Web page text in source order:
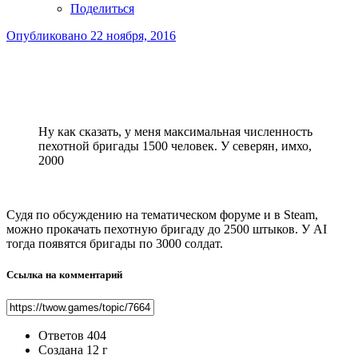
Поделиться
Опубликовано 22 ноября, 2016
Ну как сказать, у меня максимальная численность
пехотной бригады 1500 человек. У северян, имхо,
2000
Судя по обсуждению на тематическом форуме и в Steam,
можно прокачать пехотную бригаду до 2500 штыков. У AI
тогда появятся бригады по 3000 солдат.
Ссылка на комментарий
Ответов 404
Создана 12 г